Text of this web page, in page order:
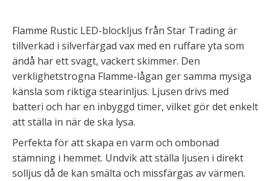
Flamme Rustic LED-blockljus från Star Trading är
tillverkad i silverfärgad vax med en ruffare yta som
ändå har ett svagt, vackert skimmer. Den
verklighetstrogna Flamme-lågan ger samma mysiga
känsla som riktiga stearinljus. Ljusen drivs med
batteri och har en inbyggd timer, vilket gör det enkelt
att ställa in när de ska lysa.
Perfekta för att skapa en varm och ombonad
stämning i hemmet. Undvik att ställa ljusen i direkt
solljus då de kan smälta och missfärgas av värmen.